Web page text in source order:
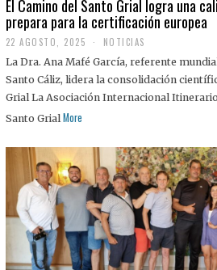
El Camino del Santo Grial logra una
prepara para la certificación europea
22 AGOSTO, 2025
2
A
G
O
S
2
5
NOTICIAS
La Dra. Ana Mafé García, referente
Santo Cáliz, lidera la consolidación
Grial La Asociación Internacional
Santo Grial More